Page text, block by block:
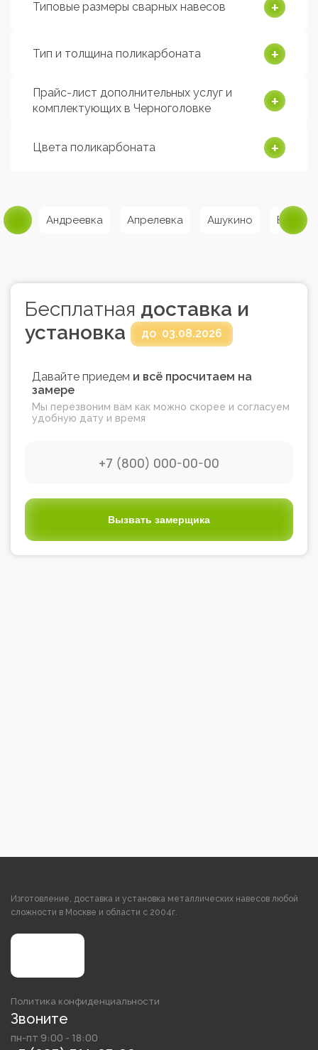
Типовые размеры сварных навесов
Тип и толщина поликарбоната
Прайс-лист дополнительных услуг и
комплектующих в Черноголовке
Цвета поликарбоната
Андреевка Апрелевка Ашукино
Бесплатная доставка и
установка
до 03.08.2026
Давайте приедем и всё просчитаем на
замере
Мы перезвоним вам как можно скорее и согласуем
удобную дату и время
Вызвать замерщика
Изготовление, доставка и установка металлических навесов любой
сложности в Москве и области с 2004г.
Политика конфиденциальности
Звоните
пн-пт 9:00 - 18:00